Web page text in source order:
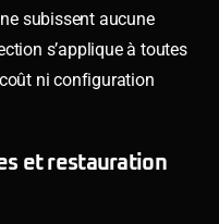
subissent aucune
s’applique à toutes
ni configuration
et restauration